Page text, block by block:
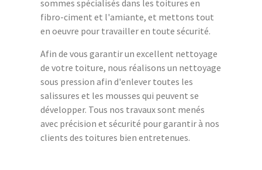
sommes spécialisés dans les toitures en
fibro-ciment et l'amiante, et mettons tout
en oeuvre pour travailler en toute sécurité.
Afin de vous garantir un excellent nettoyage
de votre toiture, nous réalisons un nettoyage
sous pression afin d'enlever toutes les
salissures et les mousses qui peuvent se
développer. Tous nos travaux sont menés
avec précision et sécurité pour garantir à nos
clients des toitures bien entretenues.